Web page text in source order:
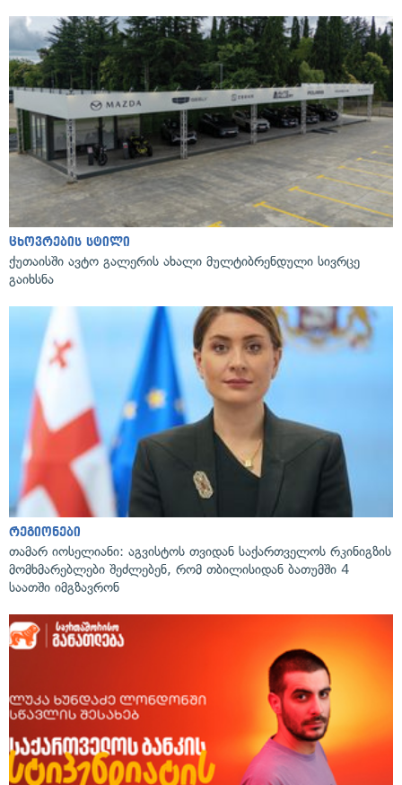
ცხოვრების სტილი
ქუთაისში ავტო გალერის ახალი მულტიბრენდული სივრცე
გაიხსნა
რეგიონები
თამარ იოსელიანი: აგვისტოს თვიდან საქართველოს რკინიგზის
მომხმარებლები შეძლებენ, რომ თბილისიდან ბათუმში 4
საათში იმგზავრონ